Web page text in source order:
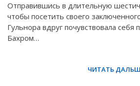
Отправившись в длительную
чтобы посетить своего
Гульнора вдруг почувствовала себя
Бахром…